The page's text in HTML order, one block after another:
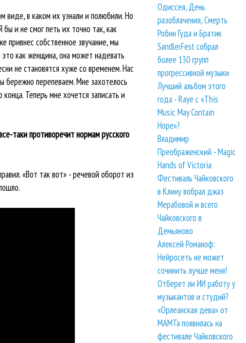
виде, в каком их узнали и полюбили. Но
и не смог петь их точно так, как
привнес собственное звучание, мы
как женщина, она может надевать
не становятся хуже со временем. Нас
бережно перепеваем. Мне захотелось
Теперь мне хочется записать и
таки противоречит нормам русского
«Вот так вот» - речевой оборот из
Одиссея, День
разоблачения, Смерть
Робин Гуда и Братик
SandlerFest собрал
более 130 групп
прогрессивной музыки
Лучший альбом этого
года - Raye с «This
Music May Contain
Hope»?
Владимир
Преображенский - Magic
Hands of Victoria
Фестиваль Чайковского
в Клину вобрал джаз
Мерабовой и всего
Чайковского в
Демьяново
Алексей Романоф:
Нейросеть не может
сочинить лучше меня!
Отберет ли ИИ работу у
музыкантов и студий?
«Орлеанская дева» от
МАМТа появилась на
фестивале Чайковского